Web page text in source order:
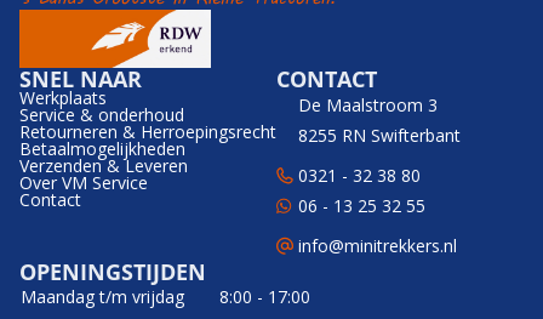
SNEL NAAR
Werkplaats
Service & onderhoud
Retourneren & Herroepingsrecht
Betaalmogelijkheden
Verzenden & Leveren
Over VM Service
Contact
CONTACT
De Maalstroom 3
8255 RN Swifterbant
0321 - 32 38 80
06 - 13 25 32 55
info@minitrekkers.nl
OPENINGSTIJDEN
Maandag t/m vrijdag
8:00 - 17:00